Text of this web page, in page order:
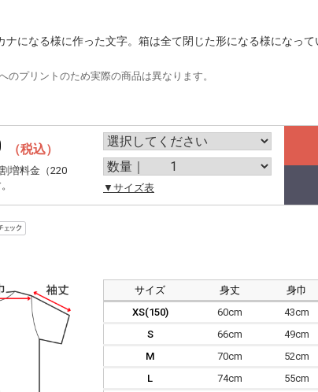
ナになる様に作った文字。箱は全て閉じた形になる様になって
のプリントのため実際の商品は異なります。
（税込）
増料金（220
▼サイズ表
サイズ 身丈 身巾
XS(150)
60cm 43cm
S
66cm 49cm
M
70cm 52cm
L
74cm 55cm